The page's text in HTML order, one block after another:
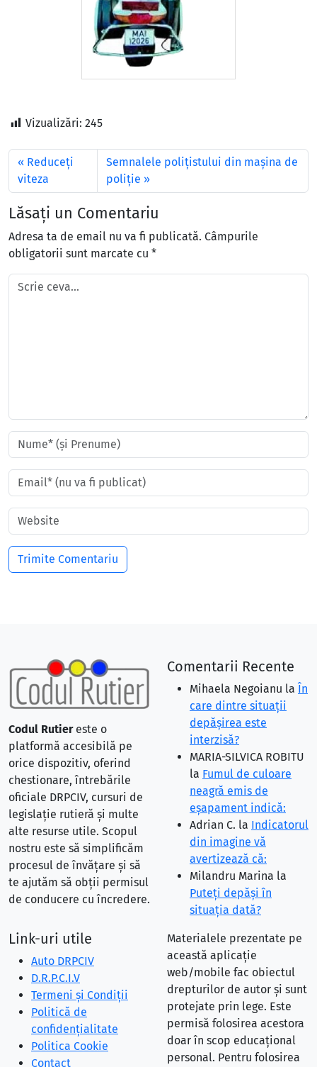
Vizualizări: 245
Reduceți
viteza
Semnalele polițistului din mașina de
poliție
Lăsați un Comentariu
Adresa ta de email nu va fi publicată. Câmpurile
obligatorii sunt marcate cu *
Codul Rutiereste o
platformă accesibilă pe
orice dispozitiv, oferind
chestionare, întrebările
oficiale DRPCIV, cursuri de
legislație rutieră și multe
alte resurse utile. Scopul
nostru este să simplificăm
procesul de învățare și să
te ajutăm să obții permisul
de conducere cu încredere.
Comentarii Recente
Mihaela Negoianu la În
care dintre situaţii
depăşirea este
interzisă?
MARIA-SILVICA ROBITU
la Fumul de culoare
neagră emis de
eşapament indică:
Adrian C. la Indicatorul
din imagine vă
avertizează că:
Milandru Marina la
Puteţi depăşi în
situaţia dată?
Link-uri utile
Auto DRPCIV
D.R.P.C.I.V
Termeni și Condiții
Politică de
confidențialitate
Politica Cookie
Contact
Materialele prezentate pe
această aplicație
web/mobile fac obiectul
drepturilor de autor și sunt
protejate prin lege. Este
permisă folosirea acestora
doar în scop educațional
personal. Pentru folosirea